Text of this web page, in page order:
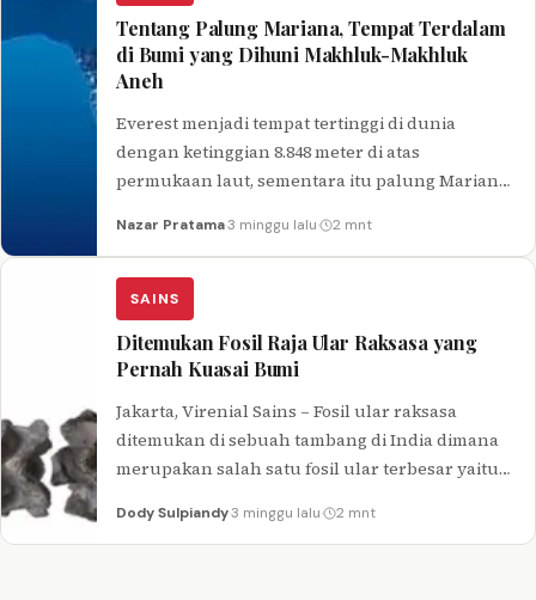
Tentang Palung Mariana, Tempat Terdalam
di Bumi yang Dihuni Makhluk-Makhluk
Aneh
Everest menjadi tempat tertinggi di dunia
dengan ketinggian 8.848 meter di atas
permukaan laut, sementara itu palung Mariana
diketahui oleh manusia.
Nazar Pratama·3 minggu lalu· 2 mnt
SAINS
Ditemukan Fosil Raja Ular Raksasa yang
Pernah Kuasai Bumi
Jakarta, Virenial Sains – Fosil ular raksasa
ditemukan di sebuah tambang di India dimana
merupakan salah satu fosil ular terbesar yaitu
Dody Sulpiandy·3 minggu lalu· 2 mnt